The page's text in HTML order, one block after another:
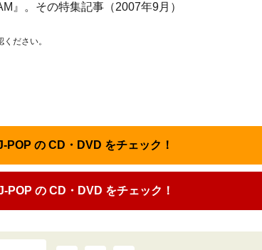
』。その特集記事（2007年9月）
ださい。
POP の CD・DVD をチェック！
POP の CD・DVD をチェック！